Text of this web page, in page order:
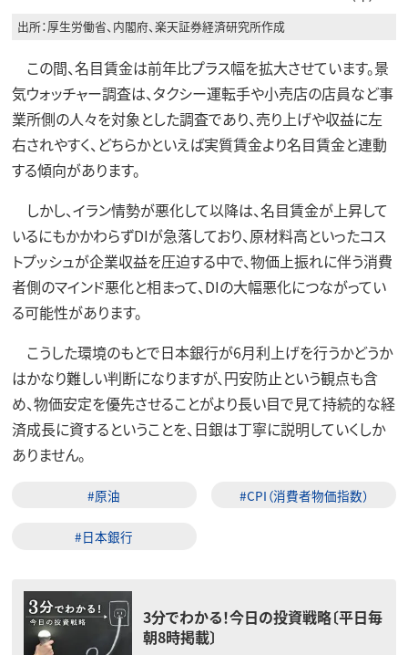
出所：厚生労働省、内閣府、楽天証券経済研究所作成
この間、名目賃金は前年比プラス幅を拡大させています。景
気ウォッチャー調査は、タクシー運転手や小売店の店員など事
業所側の人々を対象とした調査であり、売り上げや収益に左
右されやすく、どちらかといえば実質賃金より名目賃金と連動
する傾向があります。
しかし、イラン情勢が悪化して以降は、名目賃金が上昇して
いるにもかかわらずDIが急落しており、原材料高といったコス
トプッシュが企業収益を圧迫する中で、物価上振れに伴う消費
者側のマインド悪化と相まって、DIの大幅悪化につながってい
る可能性があります。
こうした環境のもとで日本銀行が6月利上げを行うかどうか
はかなり難しい判断になりますが、円安防止という観点も含
め、物価安定を優先させることがより長い目で見て持続的な経
済成長に資するということを、日銀は丁寧に説明していくしか
ありません。
#原油 #CPI（消費者物価指数）
#日本銀行
3分でわかる！今日の投資戦略〔平日毎
朝8時掲載〕